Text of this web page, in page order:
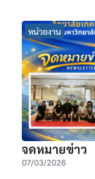
หน่วยงาน
จดหมายข่าว
07/03/2026